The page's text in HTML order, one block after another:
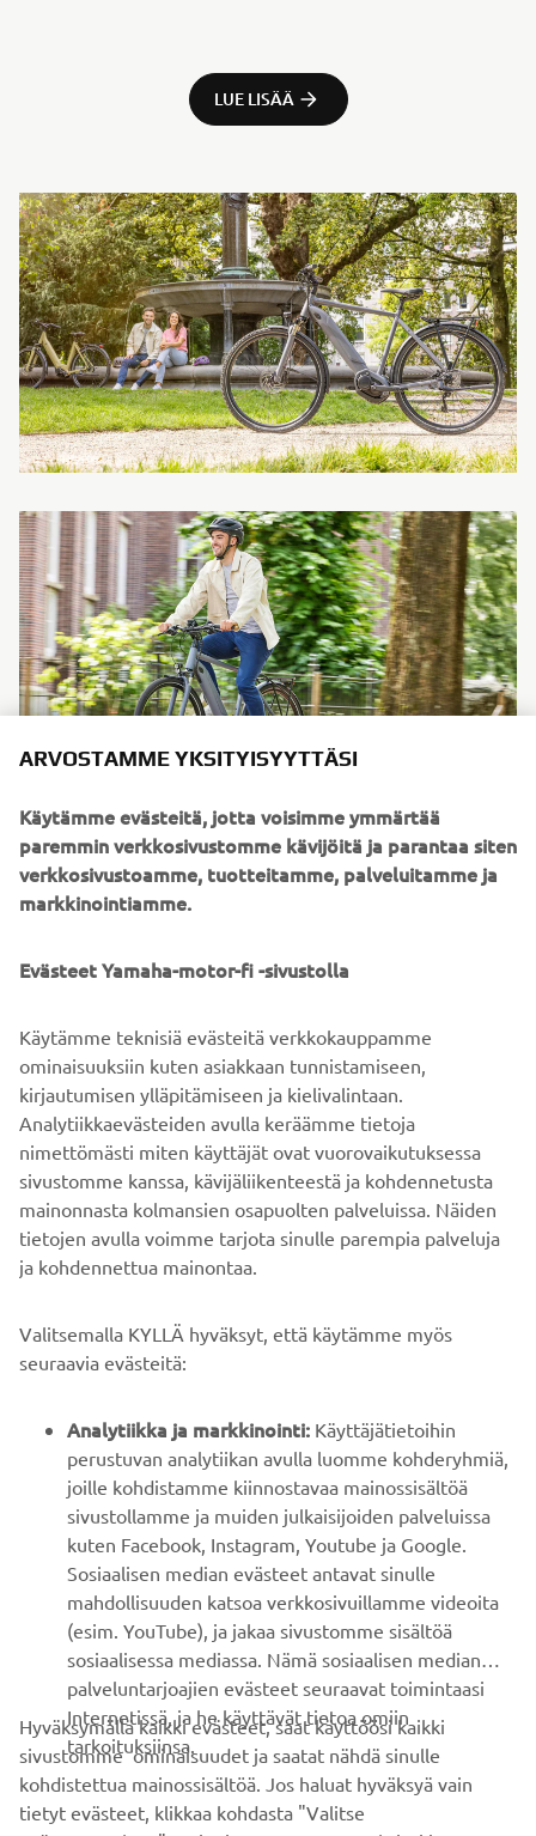
LUE LISÄÄ
B2B
YAMAHA MUUALLA
ASIAKASTUKI
UUTISKIRJE
Ole ensimmäinen, joka kuulee uusimmista tarjouksista,
erikoistapahtumista, uusista julkaisuista ja paljon muuta...
TILAA
ARVOSTAMME YKSITYISYYTTÄSI
Käytämme evästeitä, jotta voisimme ymmärtää
paremmin verkkosivustomme kävijöitä ja parantaa siten
verkkosivustoamme, tuotteitamme, palveluitamme ja
markkinointiamme.
Evästeet Yamaha-motor-fi -sivustolla
Käytämme teknisiä evästeitä verkkokauppamme
ominaisuuksiin kuten asiakkaan tunnistamiseen,
kirjautumisen ylläpitämiseen ja kielivalintaan.
Analytiikkaevästeiden avulla keräämme tietoja
nimettömästi miten käyttäjät ovat vuorovaikutuksessa
sivustomme kanssa, kävijäliikenteestä ja kohdennetusta
mainonnasta kolmansien osapuolten palveluissa. Näiden
tietojen avulla voimme tarjota sinulle parempia palveluja
ja kohdennettua mainontaa.
Valitsemalla KYLLÄ hyväksyt, että käytämme myös
seuraavia evästeitä:
Analytiikka ja markkinointi: Käyttäjätietoihin
perustuvan analytiikan avulla luomme kohderyhmiä,
joille kohdistamme kiinnostavaa mainossisältöä
sivustollamme ja muiden julkaisijoiden palveluissa
kuten Facebook, Instagram, Youtube ja Google.
Sosiaalisen median evästeet antavat sinulle
mahdollisuuden katsoa verkkosivuillamme videoita
(esim. YouTube), ja jakaa sivustomme sisältöä
sosiaalisessa mediassa. Nämä sosiaalisen median
palveluntarjoajien evästeet seuraavat toimintaasi
Internetissä, ja he käyttävät tietoa omiin
tarkoituksiinsa.
Hyväksymällä kaikki evästeet, saat käyttöösi kaikki
sivustomme ominaisuudet ja saatat nähdä sinulle
kohdistettua mainossisältöä. Jos haluat hyväksyä vain
tietyt evästeet, klikkaa kohdasta "Valitse